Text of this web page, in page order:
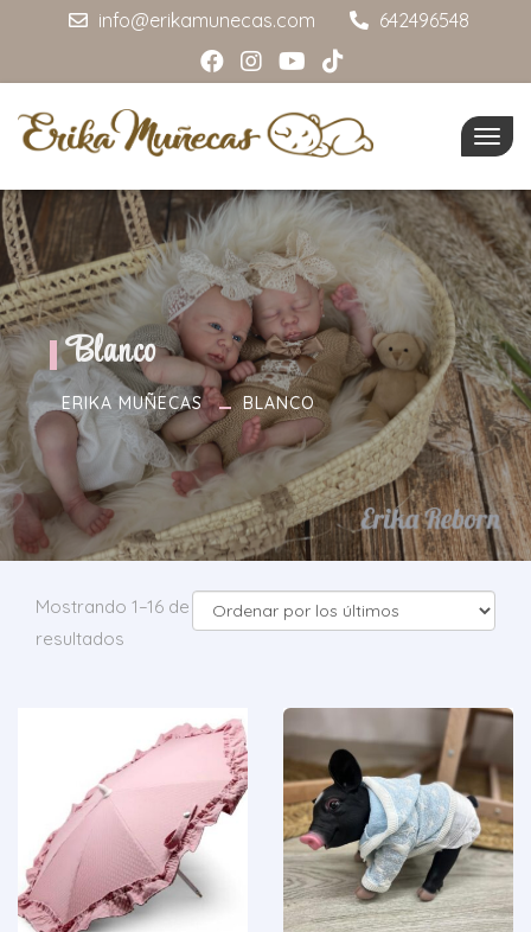
info@erikamunecas.com 642496548
Blanco
ERIKA MUÑECAS BLANCO
Mostrando 1–16 de 29
resultados